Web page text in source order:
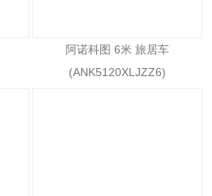
阿诺科图 6米 旅居车
(ANK5120XLJZZ6)